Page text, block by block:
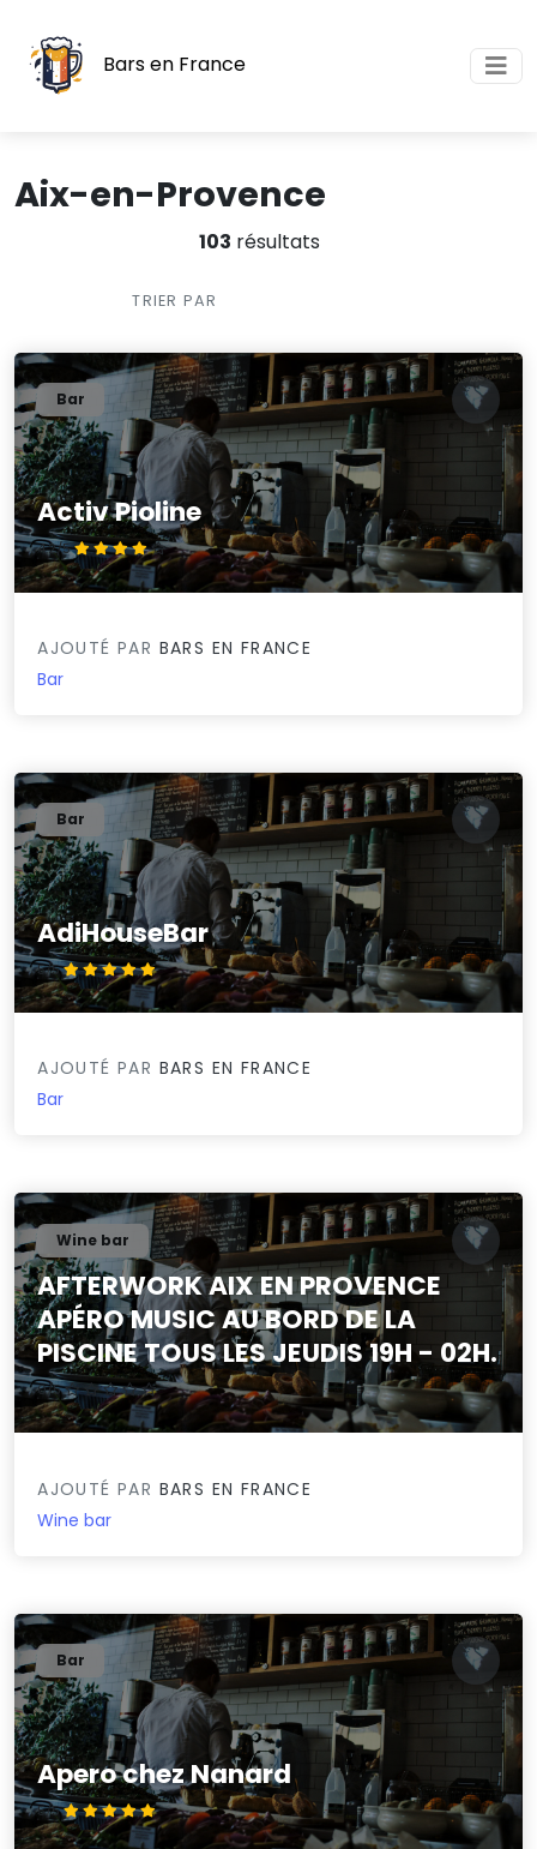
Bars en France
Aix-en-Provence
103 résultats
TRIER PAR
Activ Pioline
4.2/5
Bar
AJOUTÉ PAR BARS EN FRANCE
Bar
AdiHouseBar
5/5
Bar
AJOUTÉ PAR BARS EN FRANCE
Bar
AFTERWORK AIX EN PROVENCE
APÉRO MUSIC AU BORD DE LA
PISCINE TOUS LES JEUDIS 19H - 02H.
0/5
Wine bar
AJOUTÉ PAR BARS EN FRANCE
Wine bar
Apero chez Nanard
5/5
Bar